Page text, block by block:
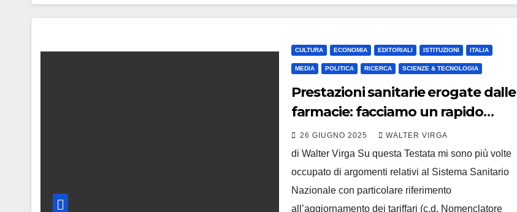
CULTURA ECONOMIA EDITORIALI ISTITUZIONI ITALIA
MEDIA POLITICA RICERCA SCIENZE & TECNOLOGIA
Prestazioni sanitarie erogate dalle
farmacie: facciamo un rapido
punto della situzione
26 GIUGNO 2025 WALTER VIRGA
di Walter Virga Su questa Testata mi sono più volte
occupato di argomenti relativi al Sistema Sanitario
Nazionale con particolare riferimento
all’aggiornamento dei tariffari (c.d. Nomenclatore